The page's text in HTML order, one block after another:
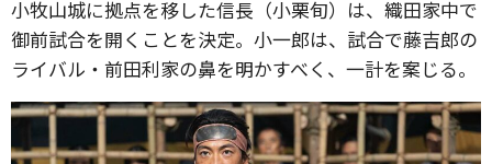
小牧山城に拠点を移した信長（小栗旬）は、織田家中で
御前試合を開くことを決定。小一郎は、試合で藤吉郎の
ライバル・前田利家の鼻を明かすべく、一計を案じる。